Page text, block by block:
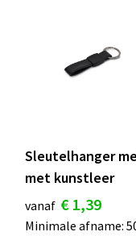
Sleutelhanger
met kunstleer
vanaf € 1,39
Minimale afname: